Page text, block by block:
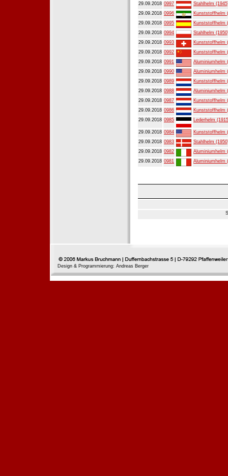
29.09.2018 0997
Stahlhelm
29.09.2018 0996
Kunststoffhelm
29.09.2018 0995
Kunststoffhelm
29.09.2018 0994
Stahlhelm
29.09.2018 0993
Kunststoffhelm
29.09.2018 0992
Kunststoffhelm
29.09.2018 0991
Aluminiumhelm
29.09.2018 0990
Aluminiumhelm
29.09.2018 0989
Kunststoffhelm
29.09.2018 0988
Aluminiumhelm
29.09.2018 0987
Kunststoffhelm
29.09.2018 0986
Kunststoffhelm
29.09.2018 0985 Lederhelm
29.09.2018 0984
Kunststoffhelm
29.09.2018 0983
Stahlhelm
29.09.2018 0982
Aluminiumhelm
29.09.2018 0981 Aluminiumhelm
Design & Programmierung: Andreas Berger